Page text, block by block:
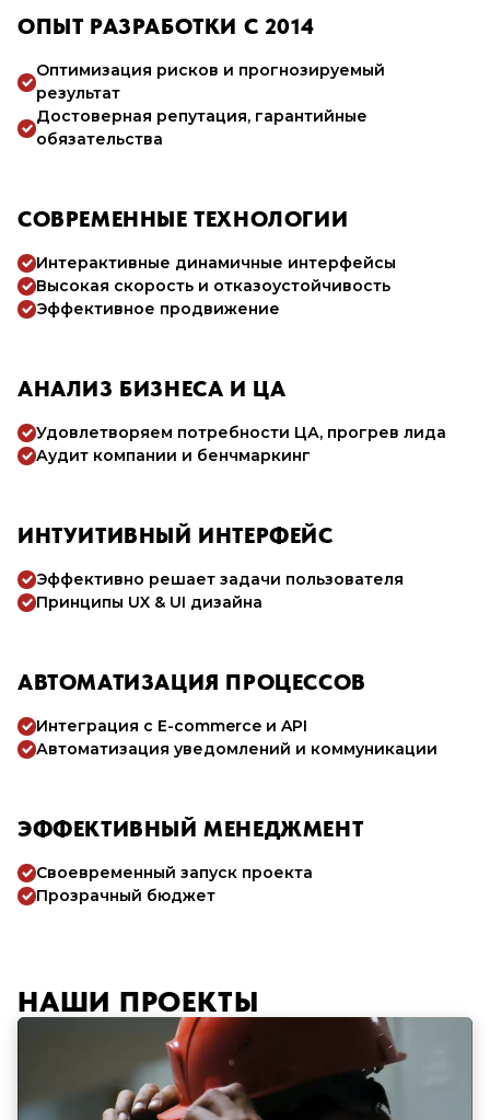
ОПЫТ РАЗРАБОТКИ С 2014
Оптимизация рисков и прогнозируемый
результат
Достоверная репутация, гарантийные
обязательства
СОВРЕМЕННЫЕ ТЕХНОЛОГИИ
Интерактивные динамичные интерфейсы
Высокая скорость и отказоустойчивость
Эффективное продвижение
АНАЛИЗ БИЗНЕСА И ЦА
Удовлетворяем потребности ЦА, прогрев лида
Аудит компании и бенчмаркинг
ИНТУИТИВНЫЙ ИНТЕРФЕЙС
Эффективно решает задачи пользователя
Принципы UX & UI дизайна
АВТОМАТИЗАЦИЯ ПРОЦЕССОВ
Интеграция с E-commerce и API
Автоматизация уведомлений и коммуникации
ЭФФЕКТИВНЫЙ МЕНЕДЖМЕНТ
Своевременный запуск проекта
Прозрачный бюджет
НАШИ ПРОЕКТЫ